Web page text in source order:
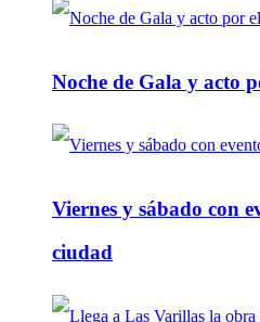
Noche de Gala y acto
Viernes y sábado con
ciudad